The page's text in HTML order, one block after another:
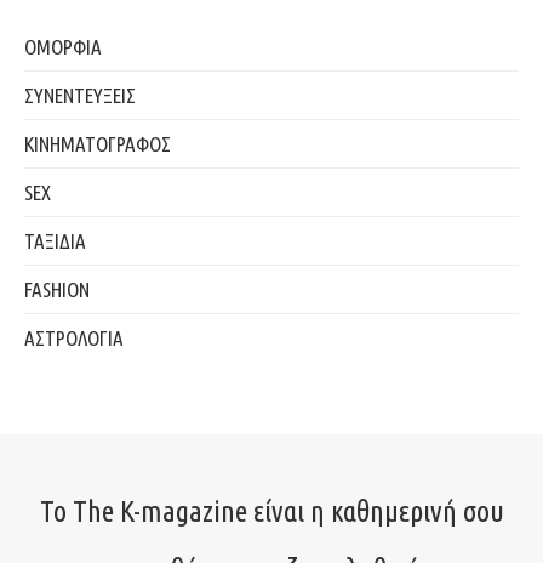
ΟΜΟΡΦΙΑ
ΣΥΝΕΝΤΕΥΞΕΙΣ
ΚΙΝΗΜΑΤΟΓΡΑΦΟΣ
SEX
ΤΑΞΙΔΙΑ
FASHION
ΑΣΤΡΟΛΟΓΙΑ
Το The K-magazine είναι η καθημερινή σου